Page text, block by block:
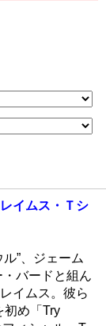
イムス・Ｔシ
”、ジェーム
バードと組ん
イムス。彼ら
初め「Try